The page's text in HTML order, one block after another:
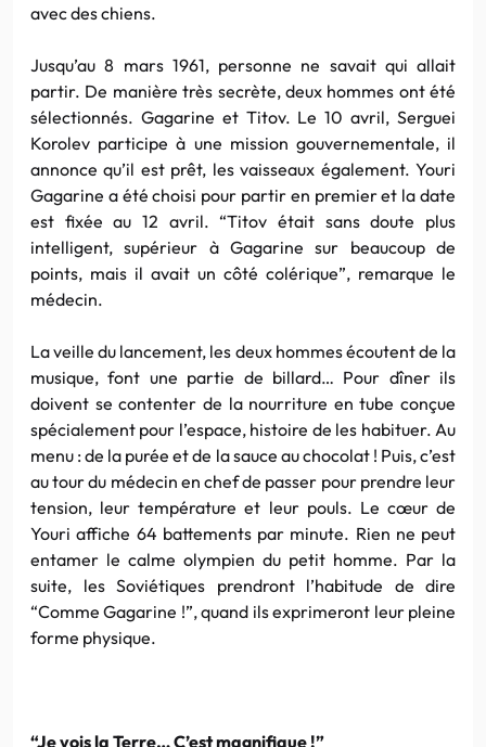
avec des chiens.
Jusqu’au 8 mars 1961, personne ne savait qui allait
partir. De manière très secrète, deux hommes ont été
sélectionnés. Gagarine et Titov. Le 10 avril, Serguei
Korolev participe à une mission gouvernementale, il
annonce qu’il est prêt, les vaisseaux également. Youri
Gagarine a été choisi pour partir en premier et la date
est fixée au 12 avril. “Titov était sans doute plus
intelligent, supérieur à Gagarine sur beaucoup de
points, mais il avait un côté colérique”, remarque le
médecin.
La veille du lancement, les deux hommes écoutent de la
musique, font une partie de billard… Pour dîner ils
doivent se contenter de la nourriture en tube conçue
spécialement pour l’espace, histoire de les habituer. Au
menu : de la purée et de la sauce au chocolat ! Puis, c’est
au tour du médecin en chef de passer pour prendre leur
tension, leur température et leur pouls. Le cœur de
Youri affiche 64 battements par minute. Rien ne peut
entamer le calme olympien du petit homme. Par la
suite, les Soviétiques prendront l’habitude de dire
“Comme Gagarine !”, quand ils exprimeront leur pleine
forme physique.
“Je vois la Terre… C’est magnifique !”